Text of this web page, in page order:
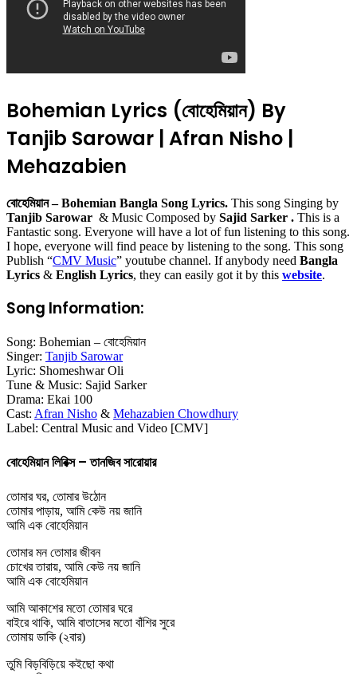
Bohemian Lyrics (বোহেমিয়ান) By
Tanjib Sarowar | Afran Nisho |
Mehazabien
বোহেমিয়ান – Bohemian Bangla Song Lyrics. This song Singing by
Tanjib Sarowar & Music Composed by Sajid Sarker . This is a
Fantastic song. Everyone will have a lot of fun listening to this song.
I hope, everyone will find peace by listening to the song. This song
Publish “CMV Music” youtube channel. If anybody need Bangla
Lyrics & English Lyrics, they can easily got it by this website.
Song Information:
Song: Bohemian – বোহেমিয়ান
Singer: Tanjib Sarowar
Lyric: Shomeshwar Oli
Tune & Music: Sajid Sarker
Drama: Ekai 100
Cast: Afran Nisho & Mehazabien Chowdhury
Label: Central Music and Video [CMV]
বোহেমিয়ান লিরিক্স – তানজিব সারোয়ার
তোমার ঘর, তোমার উঠোন
তোমার পাড়ায়, আমি কেউ নয় জানি
আমি এক বোহেমিয়ান
তোমার মন তোমার জীবন
চোখের তারায়, আমি কেউ নয় জানি
আমি এক বোহেমিয়ান
আমি আকাশের মতো তোমার ঘরে
বাইরে থাকি, আমি বাতাসের মতো বাঁশির সুরে
তোমায় ডাকি (২বার)
তুমি বিড়বিড়িয়ে কইছো কথা